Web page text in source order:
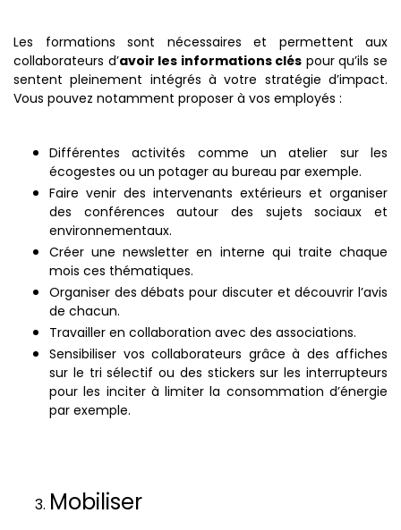
Les formations sont nécessaires et permettent aux
collaborateurs d’avoir les informations clés pour qu’ils se
sentent pleinement intégrés à votre stratégie d’impact.
Vous pouvez notamment proposer à vos employés :
Différentes activités comme un atelier sur les
écogestes ou un potager au bureau par exemple.
Faire venir des intervenants extérieurs et organiser
des conférences autour des sujets sociaux et
environnementaux.
Créer une newsletter en interne qui traite chaque
mois ces thématiques.
Organiser des débats pour discuter et découvrir l’avis
de chacun.
Travailler en collaboration avec des associations.
Sensibiliser vos collaborateurs grâce à des affiches
sur le tri sélectif ou des stickers sur les interrupteurs
pour les inciter à limiter la consommation d’énergie
par exemple.
Mobiliser